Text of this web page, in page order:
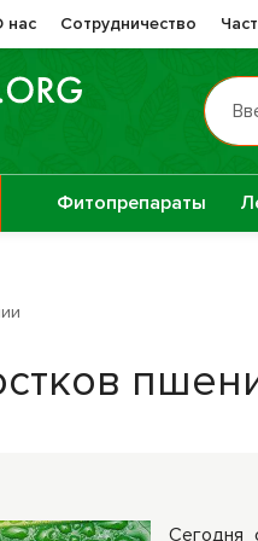
нас Сотрудничество
Фитопрепараты
Сегодня